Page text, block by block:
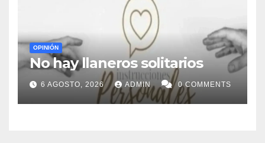
OPINIÓN
No hay llaneros solitarios
6 AGOSTO, 2026 ADMIN 0 COMMENTS